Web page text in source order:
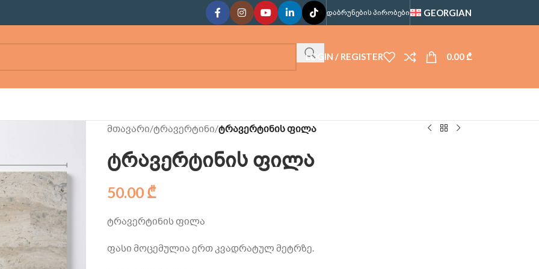
ᲓᲐᲑᲠᲣᲜᲔᲑᲘᲡ ᲞᲘᲠᲝᲑᲔᲑᲘ GEORGIAN
LOGIN / REGISTER 0.00 ₾
მთავარი/ტრავერტინი/ტრავერტინის ფილა
ტრავერტინის ფილა
50.00 ₾
ტრავერტინის ფილა
ფასი მოცემულია ერთ კვადრატულ მეტრზე.